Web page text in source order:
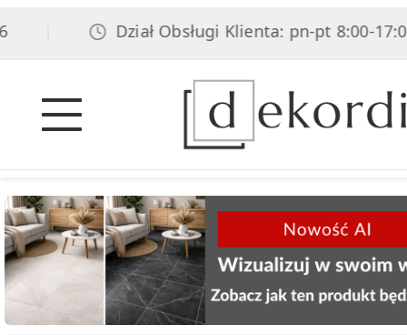
Dział Obsługi Klienta: pn-pt 8:00-17:00,